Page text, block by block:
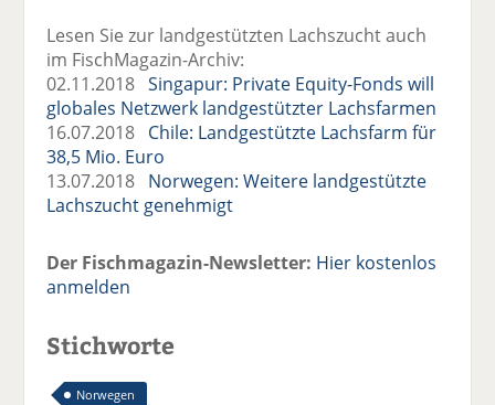
Lesen Sie zur landgestützten Lachszucht auch
im FischMagazin-Archiv:
02.11.2018 Singapur: Private Equity-Fonds will
globales Netzwerk landgestützter Lachsfarmen
16.07.2018 Chile: Landgestützte Lachsfarm für
38,5 Mio. Euro
13.07.2018 Norwegen: Weitere landgestützte
Lachszucht genehmigt
Der Fischmagazin-Newsletter: Hier kostenlos
anmelden
Stichworte
Norwegen